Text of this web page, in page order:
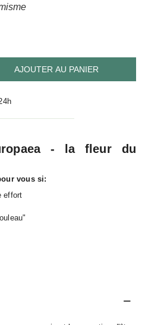
AJOUTER AU PANIER
- la fleur du
vous si:
effort